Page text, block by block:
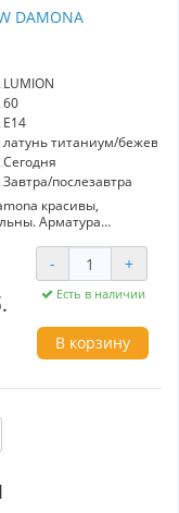
DAMONA
LUMION
60
E14
латунь титаниум/бежевый
Сегодня
Завтра/послезавтра
красивы,
Арматура
плафоны
и меняют свой
от освещения: от
свете до серо-синего
бежевого до
установлен
который мягко
стекла в нижней
- +
Есть в наличии
В корзину